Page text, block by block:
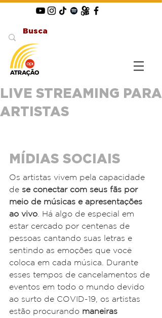
LIVE STREAMING PARA
ARTISTAS
MÍDIAS SOCIAIS
Os artistas vivem pela capacidade
de se conectar com seus fãs por
meio de músicas e apresentações
ao vivo . Há algo de especial em
estar cercado por centenas de
pessoas cantando suas letras e
sentindo as emoções que você
coloca em cada música. Durante
esses tempos de cancelamentos de
eventos em todo o mundo devido
ao surto de COVID-19, os artistas
estão procurando maneiras